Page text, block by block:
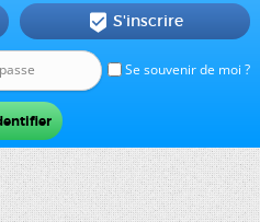
Se souvenir de moi ?
 S'inscrire